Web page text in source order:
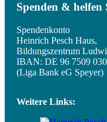
Spenden & helfen
Spendenkonto
Heinrich Pesch Haus,
Bildungszentrum
IBAN: DE 96 7509
(Liga Bank eG Speyer)
Weitere Links: